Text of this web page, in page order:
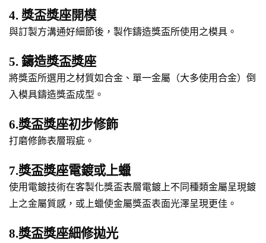
4. 獎盃獎座開模
與訂製方溝通好細節後，製作鑄造獎盃所使用之模具。
5. 鑄造獎盃獎座
將獎盃所選用之材質如合金、單一金屬（大多使用合金）倒
入模具鑄造獎盃成型。
6.獎盃獎座初步修飾
打磨修飾表層瑕疵。
7.獎盃獎座電鍍或上蠟
使用電鍍技術在客製化獎盃表層電鍍上不同種類金屬呈現鍍
上之金屬質感，或上蠟使金屬獎盃表面光澤呈現更佳。
8.獎盃獎座細修拋光